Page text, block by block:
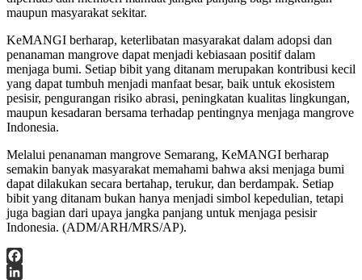
maupun masyarakat sekitar.
KeMANGI berharap, keterlibatan masyarakat dalam adopsi dan
penanaman mangrove dapat menjadi kebiasaan positif dalam
menjaga bumi. Setiap bibit yang ditanam merupakan kontribusi kecil
yang dapat tumbuh menjadi manfaat besar, baik untuk ekosistem
pesisir, pengurangan risiko abrasi, peningkatan kualitas lingkungan,
maupun kesadaran bersama terhadap pentingnya menjaga mangrove
Indonesia.
Melalui penanaman mangrove Semarang, KeMANGI berharap
semakin banyak masyarakat memahami bahwa aksi menjaga bumi
dapat dilakukan secara bertahap, terukur, dan berdampak. Setiap
bibit yang ditanam bukan hanya menjadi simbol kepedulian, tetapi
juga bagian dari upaya jangka panjang untuk menjaga pesisir
Indonesia. (ADM/ARH/MRS/AP).
Facebook